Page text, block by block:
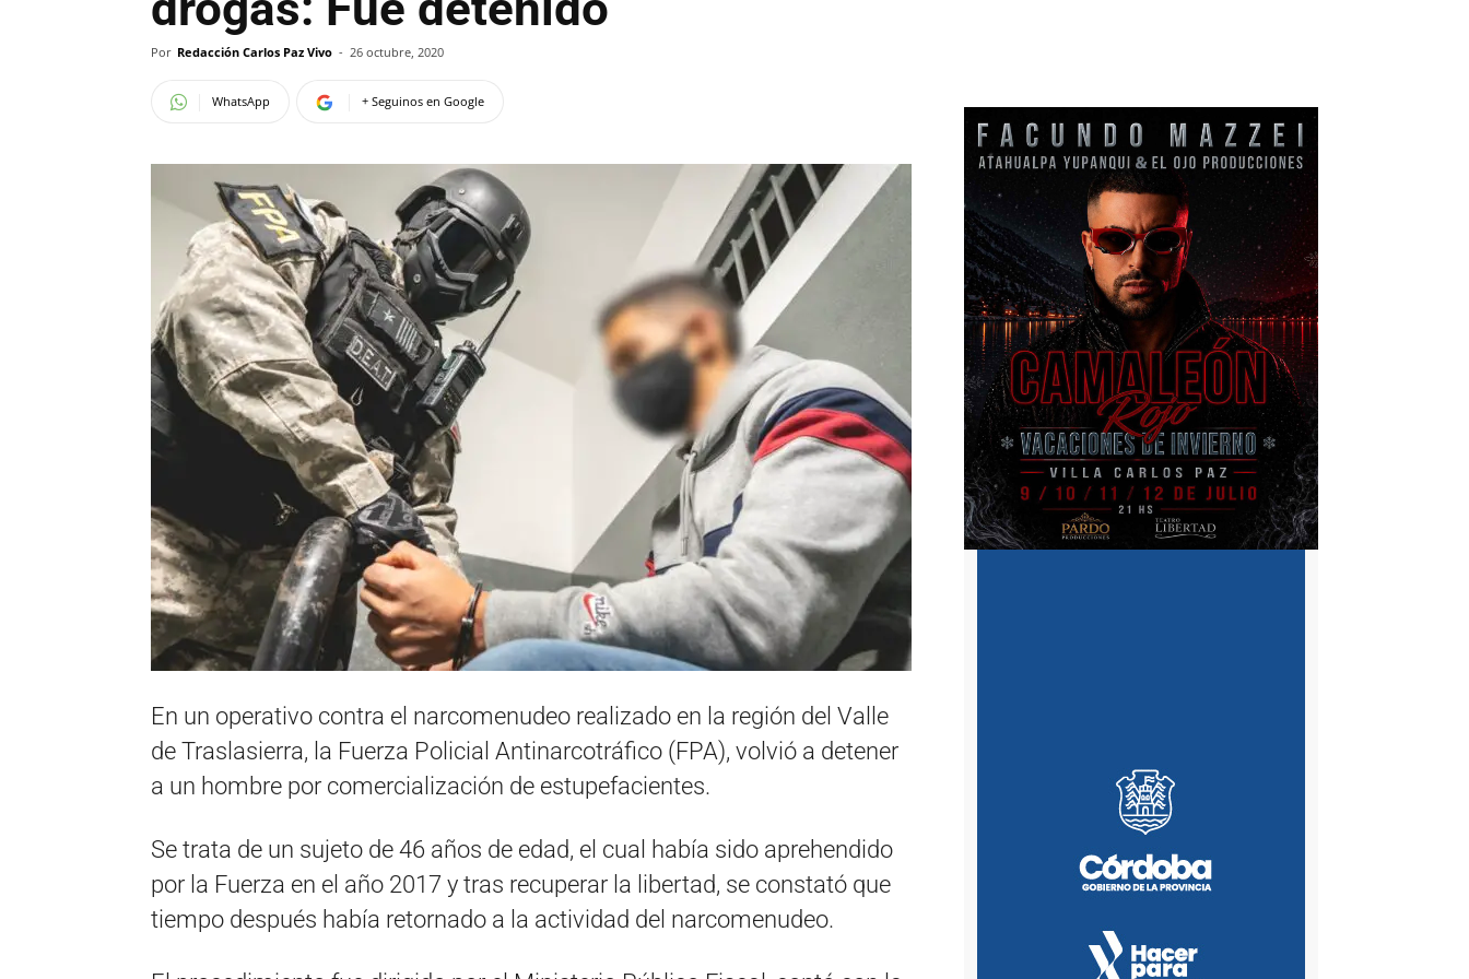
Por Redacción Carlos Paz Vivo - 26 octubre, 2020
WhatsApp + Seguinos en Google
En un operativo contra el narcomenudeo realizado en la región del Valle
de Traslasierra, la Fuerza Policial Antinarcotráfico (FPA), volvió a detener
a un hombre por comercialización de estupefacientes.
Se trata de un sujeto de 46 años de edad, el cual había sido aprehendido
por la Fuerza en el año 2017 y tras recuperar la libertad, se constató que
tiempo después había retornado a la actividad del narcomenudeo.